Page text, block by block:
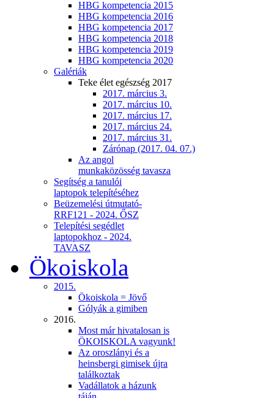
HBG kompetencia 2015
HBG kompetencia 2016
HBG kompetencia 2017
HBG kompetencia 2018
HBG kompetencia 2019
HBG kompetencia 2020
Galériák
Teke élet egészség 2017
2017. március 3.
2017. március 10.
2017. március 17.
2017. március 24.
2017. március 31.
Zárónap (2017. 04. 07.)
Az angol
munkaközösség tavasza
Segítség a tanulói
laptopok telepítéséhez
Beüzemelési útmutató-
RRF121 - 2024. ŐSZ
Telepítési segédlet
laptopokhoz - 2024.
TAVASZ
Ökoiskola
2015.
Ökoiskola = Jövő
Gólyák a gimiben
2016.
Most már hivatalosan is
ÖKOISKOLA vagyunk!
Az oroszlányi és a
heinsbergi gimisek újra
találkoztak
Vadállatok a házunk